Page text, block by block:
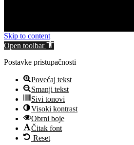
Skip to content
Open toolbar
Postavke pristupačnosti
Povećaj tekst
Smanji tekst
Sivi tonovi
Visoki kontrast
Obrni boje
Čitak font
Reset